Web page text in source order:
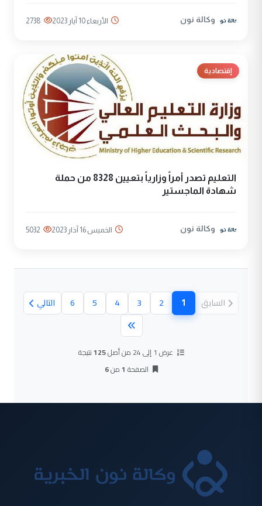
وكالة نون الأربعاء 10 آيار 2023 2738
إقتصادية
التعليم تصدر أمراً وزارياً بتعيين 8328 من حملة
شهادة الماجستير
وكالة نون الخميس 16 آذار 2023 5032
السابق 1
(الصفحة الحالية)
2
3
4
5
6 التالي
عرض 1 إلى 24 من أصل 125نتيجة
الصفحة 1من6